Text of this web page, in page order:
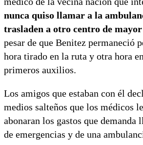
nunca quiso llamar a la
trasladen a otro centro de
pesar de que Benitez permaneció
hora tirado en la ruta y otra hora
primeros auxilios.
Los amigos que estaban con él
medios salteños que los médicos
abonaran los gastos que
de emergencias y de una